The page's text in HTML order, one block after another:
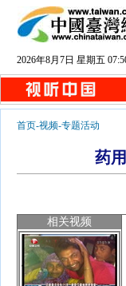
2026年8月7日 星期五
首页-视频-专题活动
药
相关视频